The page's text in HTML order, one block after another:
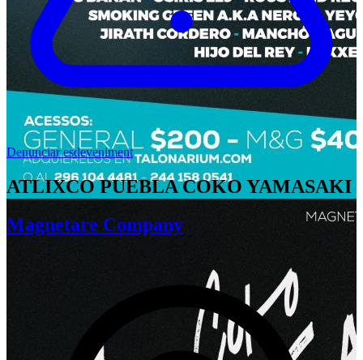
Denunciar esdeveniment
ATLIXCO PUEBLA COKO YAMASAKI
Magnetare Company